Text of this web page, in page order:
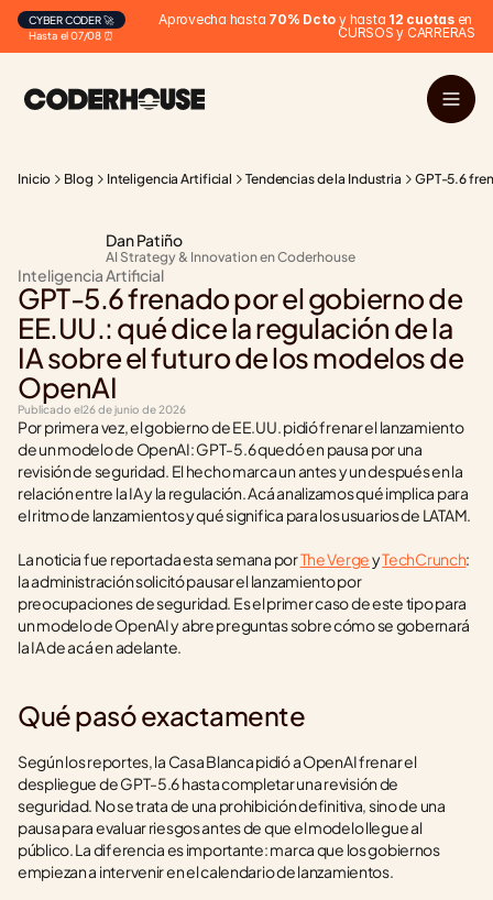
Hasta el 07/08 ⏰
CYBER CODER 🚀 Aprovecha hasta 70% Dcto y hasta 12 cuotas en
CURSOS y CARRERAS
Inicio Blog Inteligencia Artificial Tendencias de la Industria GPT-5.6
Dan Patiño
AI Strategy & Innovation en Coderhouse
Inteligencia Artificial
GPT-5.6 frenado por el gobierno de
EE.UU.: qué dice la regulación de la
IA sobre el futuro de los modelos de
OpenAI
Publicado el26 de junio de 2026
Por primera vez, el gobierno de EE.UU. pidió frenar el lanzamiento
de un modelo de OpenAI: GPT-5.6 quedó en pausa por una
revisión de seguridad. El hecho marca un antes y un después en la
relación entre la IA y la regulación. Acá analizamos qué implica para
el ritmo de lanzamientos y qué significa para los usuarios de LATAM.
La noticia fue reportada esta semana por The Verge y TechCrunch:
la administración solicitó pausar el lanzamiento por
preocupaciones de seguridad. Es el primer caso de este tipo para
un modelo de OpenAI y abre preguntas sobre cómo se gobernará
la IA de acá en adelante.
Qué pasó exactamente
Según los reportes, la Casa Blanca pidió a OpenAI frenar el
despliegue de GPT-5.6 hasta completar una revisión de
seguridad. No se trata de una prohibición definitiva, sino de una
pausa para evaluar riesgos antes de que el modelo llegue al
público. La diferencia es importante: marca que los gobiernos
empiezan a intervenir en el calendario de lanzamientos.